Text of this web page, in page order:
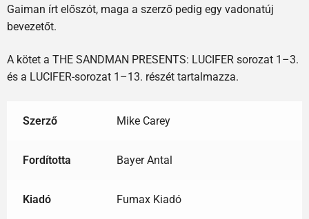
Gaiman írt előszót, maga a szerző pedig egy vadonatúj
bevezetőt.
A kötet a THE SANDMAN PRESENTS: LUCIFER sorozat 1–3.
és a LUCIFER-sorozat 1–13. részét tartalmazza.
Szerző Mike Carey
Fordította Bayer Antal
Kiadó Fumax Kiadó